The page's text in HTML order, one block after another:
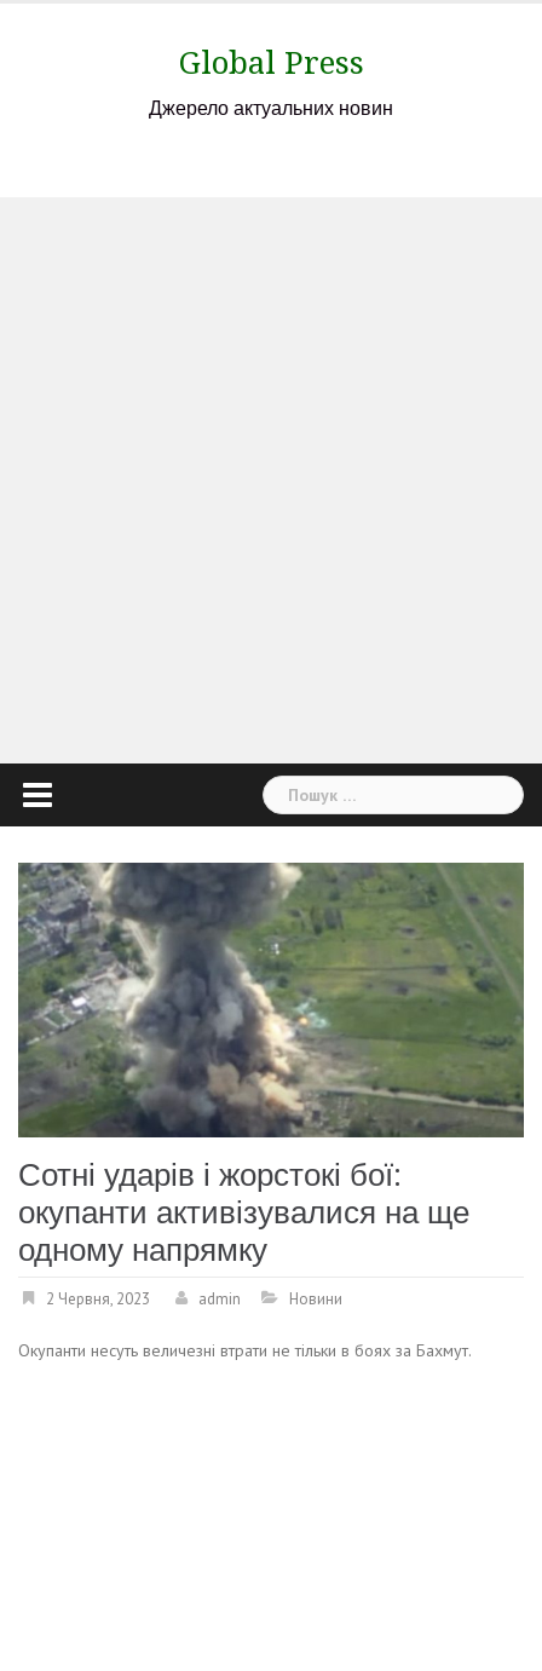
Global Press
Джерело актуальних новин
Пошук:
Сотні ударів і жорстокі бої:
окупанти активізувалися на ще
одному напрямку
2 Червня, 2023 admin Новини
Окупанти несуть величезні втрати не тільки в боях за Бахмут.